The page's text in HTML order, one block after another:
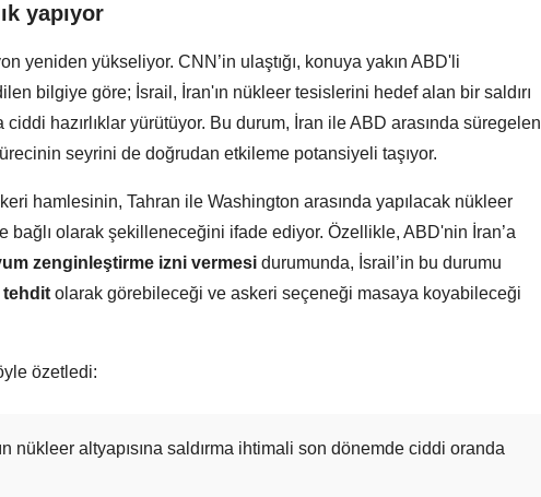
yapıyor
yeniden yükseliyor. CNN’in ulaştığı, konuya yakın ABD'li
bilgiye göre; İsrail, İran'ın nükleer tesislerini hedef alan bir saldırı
ciddi hazırlıklar yürütüyor. Bu durum, İran ile ABD arasında süregelen
seyrini de doğrudan etkileme potansiyeli taşıyor.
hamlesinin, Tahran ile Washington arasında yapılacak nükleer
bağlı olarak şekilleneceğini ifade ediyor. Özellikle, ABD'nin İran’a
zenginleştirme izni vermesi durumunda, İsrail’in bu durumu
tehdit olarak görebileceği ve askeri seçeneği masaya koyabileceği
özetledi:
nükleer altyapısına saldırma ihtimali son dönemde ciddi oranda